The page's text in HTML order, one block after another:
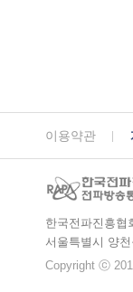
이용약관
한국전파진흥협
서울특별시 양
Copyright ⓒ